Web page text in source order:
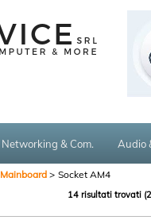
Networking & Com. Audio
Mainboard Socket AM4
14 risultati trovati